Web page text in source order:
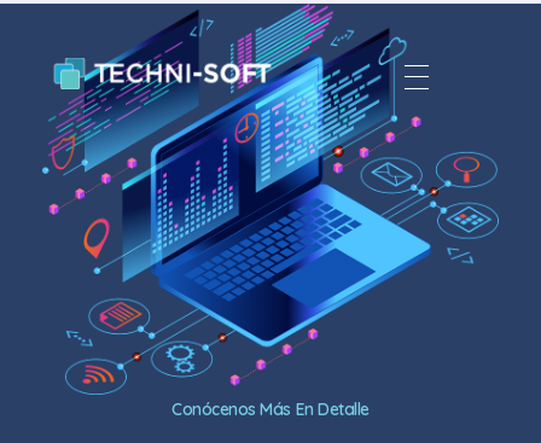
Techni Soft
Aplicaciones web y Apps
Conócenos Más En Detalle